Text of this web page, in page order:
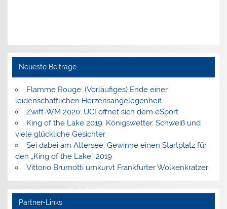
Neueste Beiträge
Flamme Rouge: (Vorläufiges) Ende einer
leidenschaftlichen Herzensangelegenheit
Zwift-WM 2020: UCI öffnet sich dem eSport
King of the Lake 2019: Königswetter, Schweiß und
viele glückliche Gesichter
Sei dabei am Attersee: Gewinne einen Startplatz für
den „King of the Lake“ 2019
Vittorio Brumotti umkurvt Frankfurter Wolkenkratzer
Partner-Links